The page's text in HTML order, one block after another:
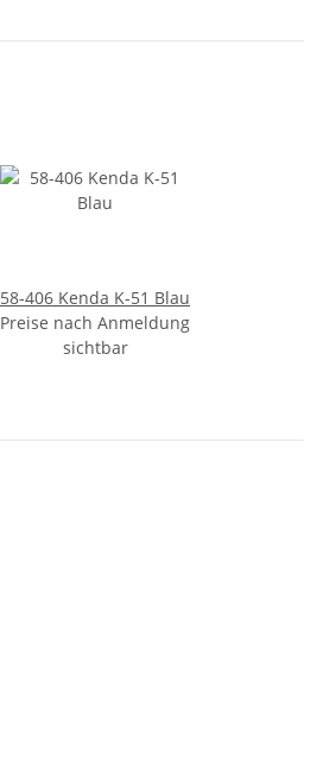
58-406 Kenda K-51 Blau
Preise nach Anmeldung
sichtbar